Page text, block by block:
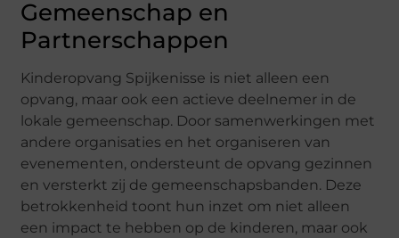
Gemeenschap en
Partnerschappen
Kinderopvang Spijkenisse is niet alleen een
opvang, maar ook een actieve deelnemer in de
lokale gemeenschap. Door samenwerkingen met
andere organisaties en het organiseren van
evenementen, ondersteunt de opvang gezinnen
en versterkt zij de gemeenschapsbanden. Deze
betrokkenheid toont hun inzet om niet alleen
een impact te hebben op de kinderen, maar ook